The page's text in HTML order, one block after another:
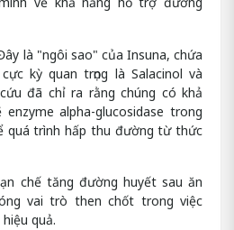
là "ngôi sao" của Insuna, chứa
kỳ quan trọng là Salacinol và
đã chỉ ra rằng chúng có khả
alpha-glucosidase trong
quá trình hấp thu đường từ thức
chế tăng đường huyết sau ăn
vai trò then chốt trong việc
quả.